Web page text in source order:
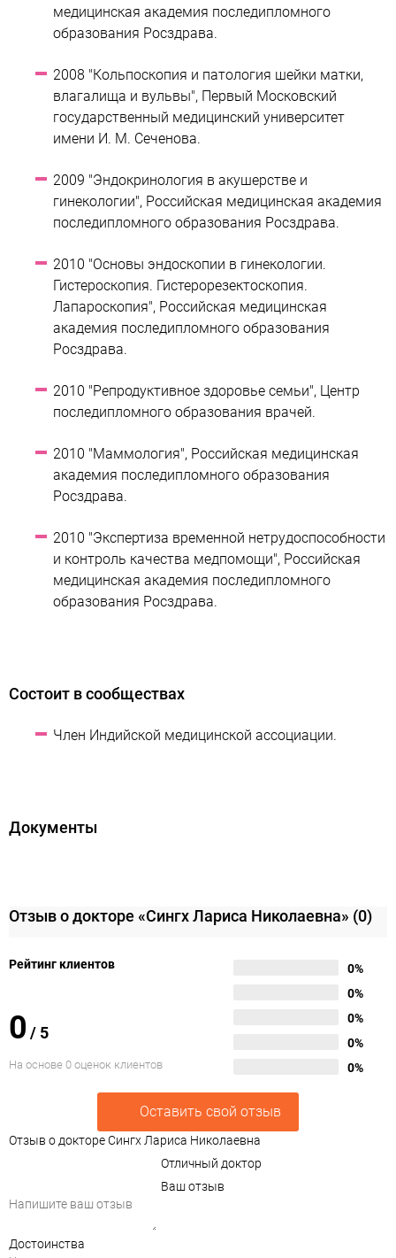
медицинская академия последипломного
образования Росздрава.
2008 "Кольпоскопия и патология шейки матки,
влагалища и вульвы", Первый Московский
государственный медицинский университет
имени И. М. Сеченова.
2009 "Эндокринология в акушерстве и
гинекологии", Российская медицинская академия
последипломного образования Росздрава.
2010 "Основы эндоскопии в гинекологии.
Гистероскопия. Гистерорезектоскопия.
Лапароскопия", Российская медицинская
академия последипломного образования
Росздрава.
2010 "Репродуктивное здоровье семьи", Центр
последипломного образования врачей.
2010 "Маммология", Российская медицинская
академия последипломного образования
Росздрава.
2010 "Экспертиза временной нетрудоспособности
и контроль качества медпомощи", Российская
медицинская академия последипломного
образования Росздрава.
Состоит в сообществах
Член Индийской медицинской ассоциации.
Документы
Отзыв о докторе «Сингх Лариса Николаевна» (0)
Рейтинг клиентов
0 / 5
На основе 0 оценок клиентов
0%
0%
0%
0%
0%
Оставить свой отзыв
Отзыв о докторе Сингх Лариса Николаевна
Отличный доктор
Ваш отзыв
Достоинства